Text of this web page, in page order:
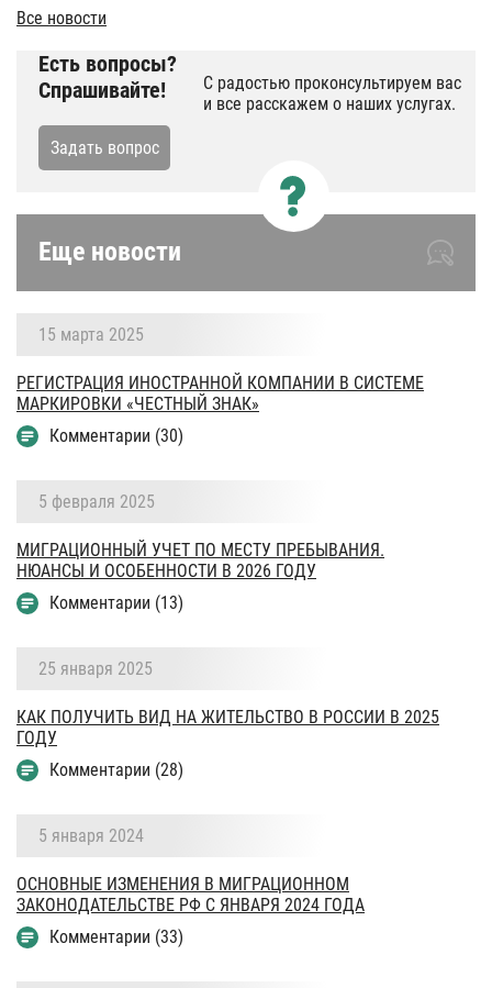
Все новости
Есть вопросы?
Спрашивайте!
С радостью проконсультируем вас
и все расскажем о наших услугах.
Задать вопрос
Еще новости
15 марта 2025
РЕГИСТРАЦИЯ ИНОСТРАННОЙ КОМПАНИИ В СИСТЕМЕ
МАРКИРОВКИ «ЧЕСТНЫЙ ЗНАК»
Комментарии (30)
5 февраля 2025
МИГРАЦИОННЫЙ УЧЕТ ПО МЕСТУ ПРЕБЫВАНИЯ.
НЮАНСЫ И ОСОБЕННОСТИ В 2026 ГОДУ
Комментарии (13)
25 января 2025
КАК ПОЛУЧИТЬ ВИД НА ЖИТЕЛЬСТВО В РОССИИ В 2025
ГОДУ
Комментарии (28)
5 января 2024
ОСНОВНЫЕ ИЗМЕНЕНИЯ В МИГРАЦИОННОМ
ЗАКОНОДАТЕЛЬСТВЕ РФ С ЯНВАРЯ 2024 ГОДА
Комментарии (33)